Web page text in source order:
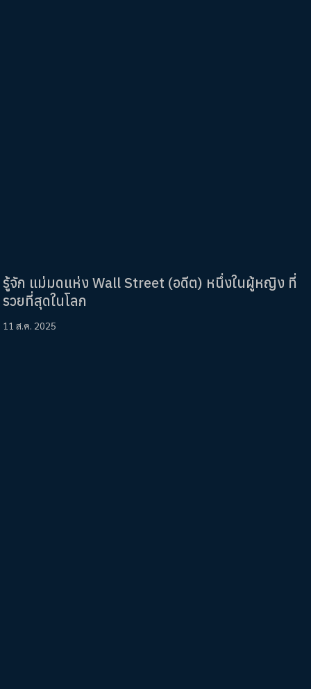
รู้จัก แม่มดแห่ง Wall Street (อดีต) หนึ่งในผู้หญิง ที่
รวยที่สุดในโลก
11 ส.ค. 2025